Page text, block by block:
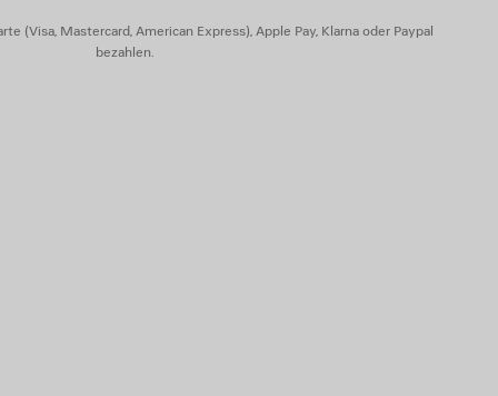
(Visa, Mastercard, American Express), Apple Pay, Klarna oder Paypal
bezahlen.